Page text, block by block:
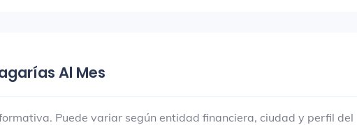
Al Mes
Puede variar según entidad financiera, ciudad y perfil del